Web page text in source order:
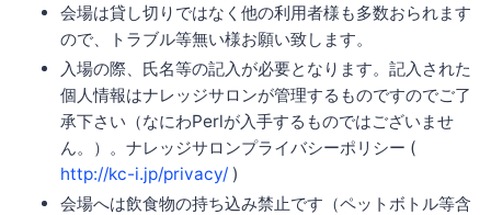
会場は貸し切りではなく他の利用者様も多数おられます
ので、トラブル等無い様お願い致します。
入場の際、氏名等の記入が必要となります。記入された
個人情報はナレッジサロンが管理するものですのでご了
承下さい（なにわPerlが入手するものではございませ
ん。）。ナレッジサロンプライバシーポリシー (
http://kc-i.jp/privacy/ )
会場へは飲食物の持ち込み禁止です（ペットボトル等含